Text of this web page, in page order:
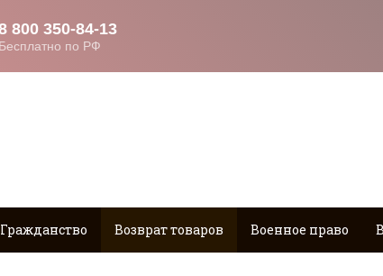
Гражданство Возврат товаров Военное право